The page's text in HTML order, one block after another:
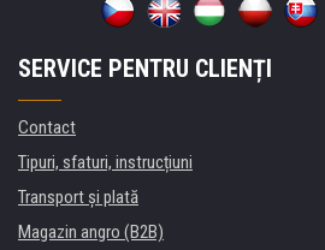
SERVICE PENTRU CLIENȚI
Contact
Tipuri, sfaturi, instrucțiuni
Transport şi plată
Magazin angro (B2B)